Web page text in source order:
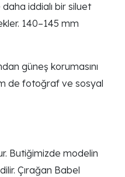
iddialı bir siluet
140–145 mm
güneş korumasını
de fotoğraf ve sosyal
Butiğimizde modelin
Çırağan Babel